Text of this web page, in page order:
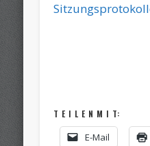
T E I L E N M I T:
E-Mail